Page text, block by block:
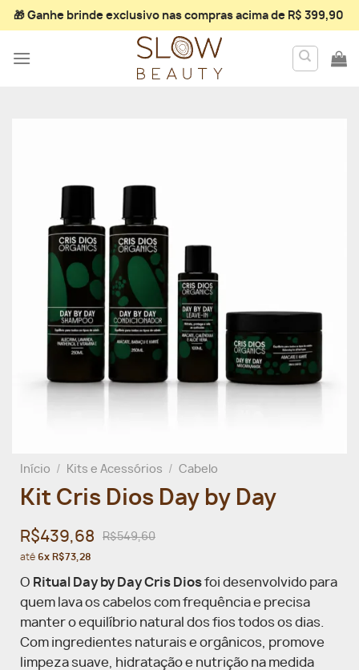
Skip
to
🎁 Ganhe brinde exclusivonas compras acima de R$ 399,90
Início / Kits e Acessórios / Cabelo
Kit Cris Dios Day by Day
R$439,68 R$549,60
até 6x R$73,28
O Ritual Day by Day Cris Diosfoi desenvolvido para
quem lava os cabelos com frequência e precisa
manter o equilíbrio natural dos fios todos os dias.
Com ingredientes naturais e orgânicos, promove
limpeza suave, hidratação e nutrição na medida